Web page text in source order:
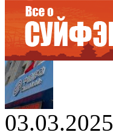
03.03.2025